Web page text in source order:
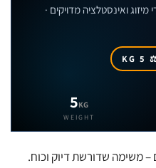
מיזוג ואינסטלציה מדויקים ·
⚖ 5
5KG
WEIGHT
– משימה שדורשת דיוק וכוח.